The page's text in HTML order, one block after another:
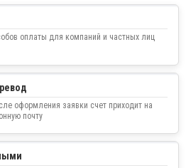
оплаты для компаний и частных лиц
оформления заявки счет приходит на
почту